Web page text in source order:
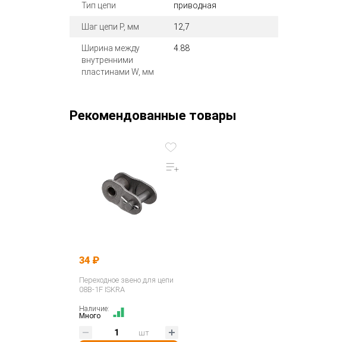
Тип цепи приводная
Шаг цепи P, мм 12,7
Ширина между
внутренними
пластинами W, мм
4.88
Рекомендованные товары
34 ₽
Переходное звено для цепи
08B-1F ISKRA
Наличие:
Много
шт